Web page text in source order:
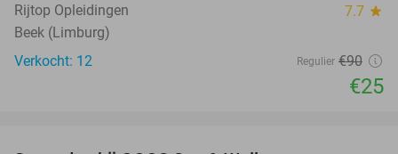
Rijtop Opleidingen 7.7 star
Beek (Limburg)
Verkocht: 12
Regulier €90
€25